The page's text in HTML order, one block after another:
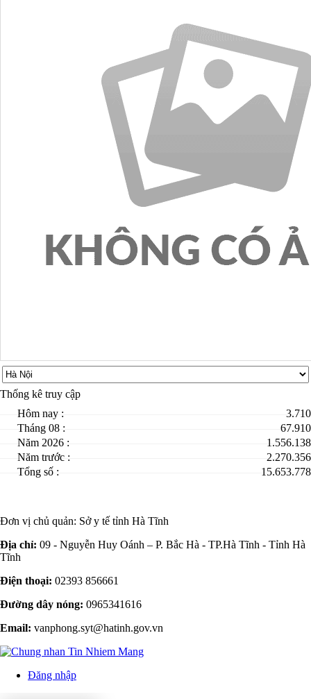
Thống kê truy cập
Hôm nay :
3.710
Tháng 08 :
67.910
Năm 2026 :
1.556.138
Năm trước :
2.270.356
Tổng số :
15.653.778
Đơn vị chủ quản: Sở y tế tỉnh Hà Tĩnh
Địa chỉ: 09 - Nguyễn Huy Oánh – P. Bắc Hà - TP.Hà Tĩnh - Tỉnh Hà
Tĩnh
Điện thoại: 02393 856661
Đường dây nóng: 0965341616
Email: vanphong.syt@hatinh.gov.vn
Đăng nhập